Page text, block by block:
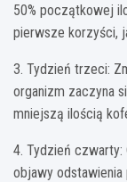
50% początkowej
pierwsze korzyści,
3. Tydzień trzeci:
organizm zaczyna
mniejszą ilością
4. Tydzień czwarty:
objawy odstawienia